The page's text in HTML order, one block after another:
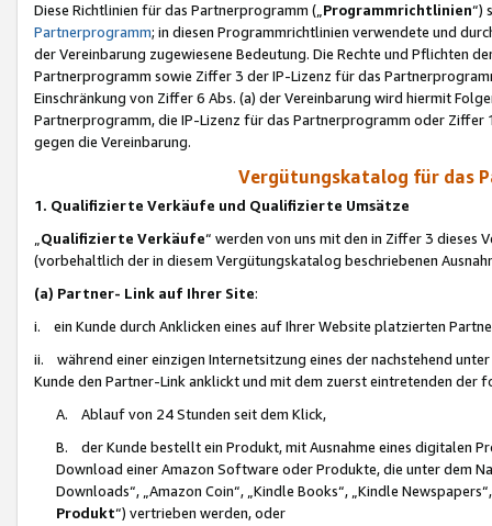
Diese Richtlinien für das Partnerprogramm („Programmrichtlinien“)
Partnerprogramm; in diesen Programmrichtlinien verwendete und
der Vereinbarung zugewiesene Bedeutung. Die Rechte und Pflichten
Partnerprogramm sowie Ziffer 3 der IP-Lizenz für das
Einschränkung von Ziffer 6 Abs. (a) der Vereinbarung wird hiermit
Partnerprogramm, die IP-Lizenz für das Partnerprogramm oder
gegen die Vereinbarung.
Vergütungskatalog für das
1. Qualifizierte Verkäufe und Qualifizierte Umsätze
Qualifizierte Verkäufe“ werden von uns mit den in Ziffer 3
(vorbehaltlich der in diesem Vergütungskatalog beschriebenen
(a) Partner- Link auf Ihrer Site:
i. ein Kunde durch Anklicken eines auf Ihrer Website platzierten
ii. während einer einzigen Internetsitzung eines der nachstehend
Kunde den Partner-Link anklickt und mit dem zuerst eintretenden der
A. Ablauf von 24 Stunden seit dem Klick,
B. der Kunde bestellt ein Produkt, mit Ausnahme eines digitalen
Download einer Amazon Software oder Produkte, die unter dem
Downloads“, „Amazon Coin“, „Kindle Books“, „Kindle
Produkt“) vertrieben werden, oder